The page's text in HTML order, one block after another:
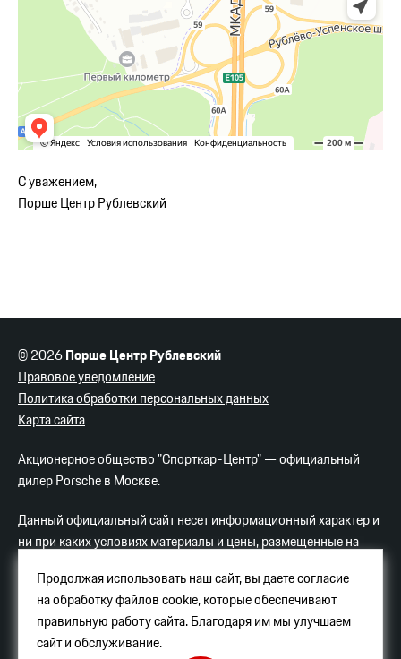
С уважением,
Порше Центр Рублевский
© 2026Порше Центр Рублевский
Правовое уведомление
Политика обработки персональных данных
Карта сайта
Акционерное общество "Спорткар-Центр" — официальный
дилер Porsche в Москве.
Данный официальный сайт несет информационный характер и
ни при каких условиях материалы и цены, размещенные на
Услуги хостингаЯндекс-Облако.
Порше Центр Рублевский
Пересечение МКАД и Рублево-Успенского ш.
Продолжая использовать наш сайт, вы даете согласие
на обработку файлов cookie, которые обеспечивают
правильную работу сайта. Благодаря им мы улучшаем
сайт и обслуживание.